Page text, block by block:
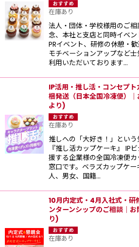
在庫あり
法人・団体・学校様用のご
念、本社と支店と同時イベ
PRイベント、研修の休憩・
モチベーションアップなど
利用いただいております…
IP活用・推し活・コンセプ
梱発送（日本全国冷凍便）
より)
在庫あり
推しへの「大好き！」とい
『推し活カップケーキ』 IP
援する企業様の全国冷凍便
窓口です。ベラズカップケ
人、男女、国籍…
10月内定式・4月入社式・研
ンターンシップのご相談｜
り)
在庫あり